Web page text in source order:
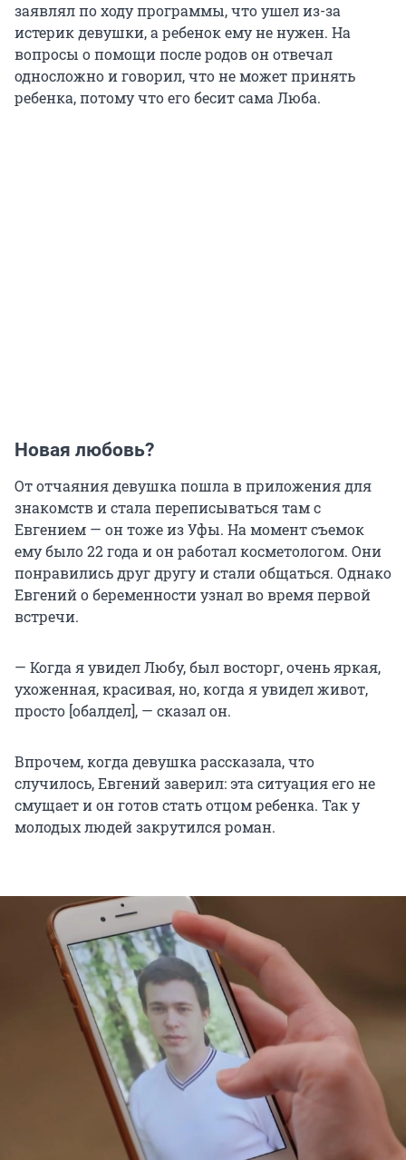
заявлял по ходу программы, что ушел из-за
истерик девушки, а ребенок ему не нужен. На
вопросы о помощи после родов он отвечал
односложно и говорил, что не может принять
ребенка, потому что его бесит сама Люба.
Новая любовь?
От отчаяния девушка пошла в приложения для
знакомств и стала переписываться там с
Евгением — он тоже из Уфы. На момент съемок
ему было 22 года и он работал косметологом. Они
понравились друг другу и стали общаться. Однако
Евгений о беременности узнал во время первой
встречи.
— Когда я увидел Любу, был восторг, очень яркая,
ухоженная, красивая, но, когда я увидел живот,
просто [обалдел], — сказал он.
Впрочем, когда девушка рассказала, что
случилось, Евгений заверил: эта ситуация его не
смущает и он готов стать отцом ребенка. Так у
молодых людей закрутился роман.